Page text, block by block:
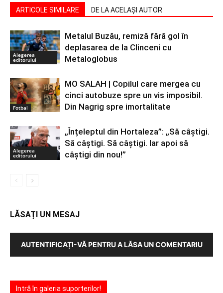
ARTICOLE SIMILARE DE LA ACELAȘI AUTOR
Alegerea
editorului
Metalul Buzău, remiză fără gol în
deplasarea de la Clinceni cu
Metaloglobus
Fotbal
MO SALAH | Copilul care mergea cu
cinci autobuze spre un vis imposibil.
Din Nagrig spre imortalitate
Alegerea
editorului
„Înțeleptul din Hortaleza”: „Să câștigi.
Să câștigi. Să câștigi. Iar apoi să
câștigi din nou!”
LĂSAȚI UN MESAJ
AUTENTIFICAȚI-VĂ PENTRU A LĂSA UN COMENTARIU
Intră în galeria suporterilor!